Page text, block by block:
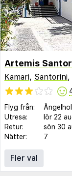
Artemis
Kamari, Santorini,
Flyg från:
Utresa:
lör 22
Retur:
sön 30
Nätter:
7
Fler val